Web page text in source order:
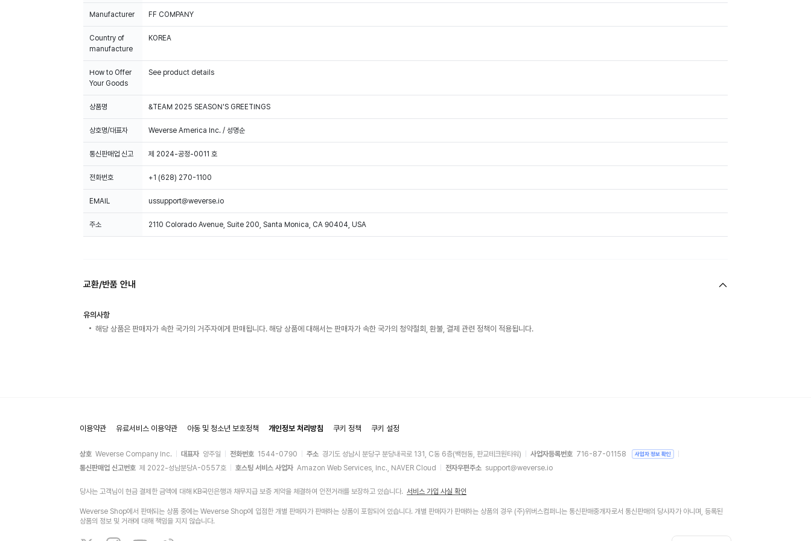
Manufacturer FF COMPANY
Country of
manufacture
KOREA
How to Offer
Your Goods
See product details
상품명 &TEAM 2025 SEASON'S GREETINGS
상호명/대표자 Weverse America Inc. / 성명순
통신판매업 신고 제 2024-공정-0011 호
전화번호 +1 (628) 270-1100
EMAIL ussupport@weverse.io
주소 2110 Colorado Avenue, Suite 200, Santa Monica, CA 90404, USA
교환/반품 안내
유의사항
해당 상품은 판매자가 속한 국가의 거주자에게 판매됩니다. 해당 상품에 대해서는 판매자가 속한 국가의 청약철회, 환불, 결제 관련 정책이 적용됩니다.
이용약관 유료서비스 이용약관 아동 및 청소년 보호정책 개인정보 처리방침 쿠키 정책 쿠키 설정
상호 Weverse Company Inc. 대표자 양주일 전화번호 1544-0790 주소 경기도 성남시 분당구 분당내곡로 131, C동 6층(백현동, 판교테크원타워) 사업자등록번호 716-87-01158 사업자 정보 확인
통신판매업 신고번호 제 2022-성남분당A-0557호 호스팅 서비스 사업자 Amazon Web Services, Inc., NAVER Cloud 전자우편주소 support@weverse.io
당사는 고객님이 현금 결제한 금액에 대해 KB국민은행과 채무지급 보증 계약을 체결하여 안전거래를 보장하고 있습니다. 서비스 가입 사실 확인
Weverse Shop에서 판매되는 상품 중에는 Weverse Shop에 입점한 개별 판매자가 판매하는 상품이 포함되어 있습니다. 개별 판매자가 판매하는 상품의 경우 (주)위버스컴퍼니는 통신판매중개자로서 통신판매의 당사자가 아니며, 등록된
상품의 정보 및 거래에 대해 책임을 지지 않습니다.